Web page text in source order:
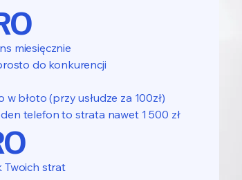
miesięcznie
do konkurencji
błoto (przy usłudze za 100zł)
telefon to strata nawet 1 500 zł
Twoich strat